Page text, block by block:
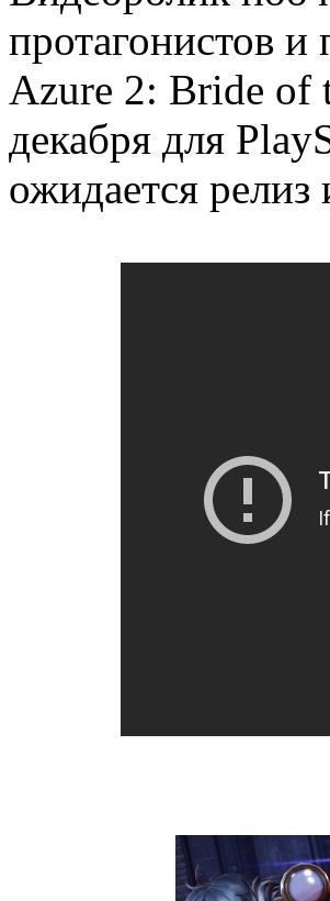
протагонистов
Azure 2: Bride of
декабря для
ожидается